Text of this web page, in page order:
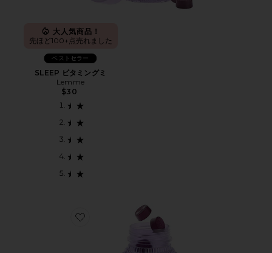
大人気商品！
先ほど100+点売れました
ベストセラー
SLEEP ビタミングミ
Lemme
$30
Favorite DEBLOAT ビタミングミ